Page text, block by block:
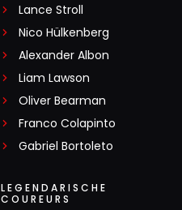
Lance Stroll
Nico Hülkenberg
Alexander Albon
Liam Lawson
Oliver Bearman
Franco Colapinto
Gabriel Bortoleto
LEGENDARISCHE
COUREURS